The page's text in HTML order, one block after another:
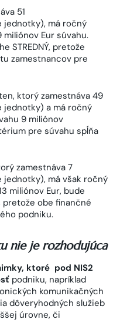
51
jednotky), má ročný
Eur súvahu.
STREDNÝ, pretože
zamestnancov pre
ktorý zamestnáva 49
jednotky) a má ročný
9 miliónov
pre súvahu spĺňa
zamestnáva 7
má však ročný
miliónov Eur, bude
pretože obe finančné
podniku.
nie je rozhodujúca
ktoré pod NIS2
podniku, napríklad
komunikačných
dôveryhodných služieb
úrovne, či